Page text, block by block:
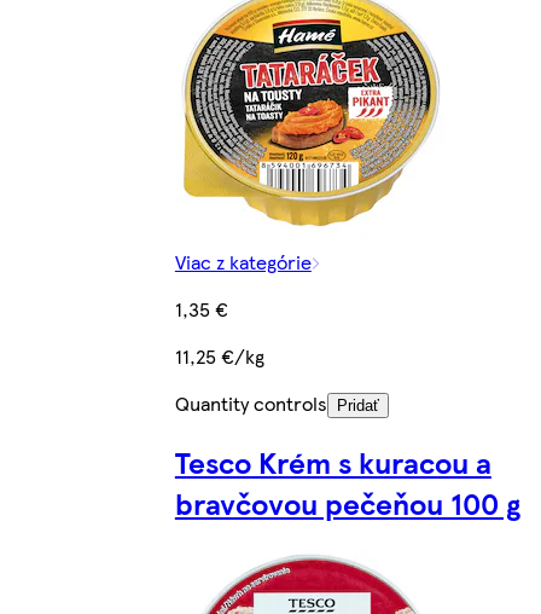
Viac z kategórie
1,35 €
11,25 €/kg
Quantity controls
Pridať
Tesco Krém s kuracou a
bravčovou pečeňou 100 g